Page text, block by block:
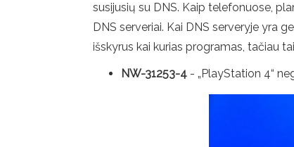
susijusių su DNS. Kaip telefonuose,
DNS serveriai. Kai DNS serveryje yra
išskyrus kai kurias programas, tačiau
NW-31253-4 - „PlayStation 4“